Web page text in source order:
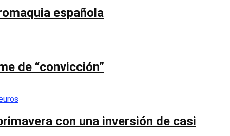
española
de “convicción”
con una inversión de casi